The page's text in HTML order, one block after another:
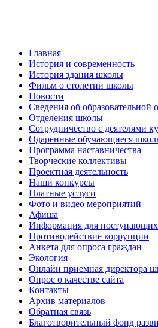
Главная
История и современность
История здания школы
Фильм о столетии школы
Новости
Сведения об образовательной
Отделения школы
Сотрудничество с деятелями
Одаренные обучающиеся
Программа наставничества
Творческие коллективы
Проектная деятельность
Наши конкурсы
Платные услуги
Фото и видео мероприятий
Афиша
Информация для поступающих
Противодействие коррупции
Анкета для опроса граждан
Экология
Онлайн приемная директора
Опрос о качестве сайта
Контакты
Архив материалов
Обратная связь
Благотворительный фонд